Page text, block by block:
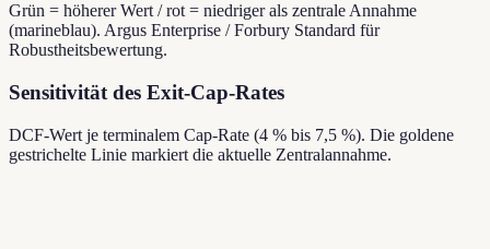
Grün = höherer Wert / rot = niedriger als zentrale Annahme
(marineblau). Argus Enterprise / Forbury Standard für
Robustheitsbewertung.
Sensitivität des Exit-Cap-Rates
DCF-Wert je terminalem Cap-Rate (4 % bis 7,5 %). Die goldene
gestrichelte Linie markiert die aktuelle Zentralannahme.